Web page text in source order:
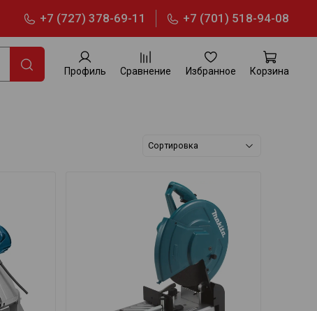
+7 (727) 378-69-11 +7 (701) 518-94-08
Профиль Сравнение Избранное Корзина